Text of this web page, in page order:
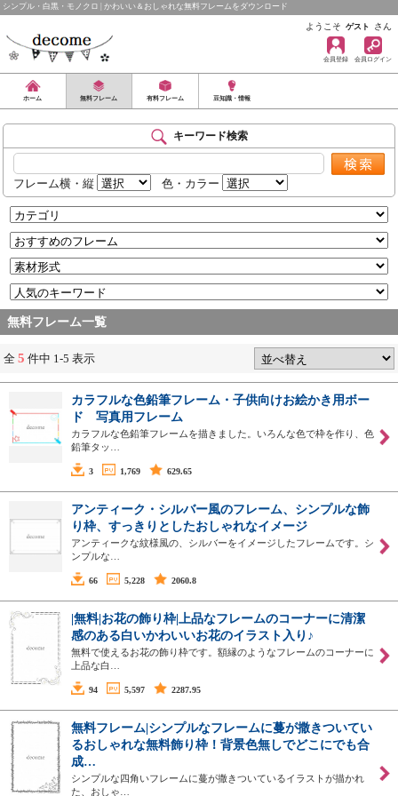
シンプル・白黒・モノクロ | かわいい＆おしゃれな無料フレームをダウンロード
ようこそ ゲスト さん
会員登録 会員ログイン
ホーム 無料フレーム 有料フレーム 豆知識・情報
キーワード検索
フレーム横・縦 色・カラー
無料フレーム一覧
全 5 件中 1-5 表示
カラフルな色鉛筆フレーム・子供向けお絵かき用ボー
ド 写真用フレーム
カラフルな色鉛筆フレームを描きました。いろんな色で枠を作り、色
鉛筆タッ…
3 1,769 629.65
アンティーク・シルバー風のフレーム、シンプルな飾
り枠、すっきりとしたおしゃれなイメージ
アンティークな紋様風の、シルバーをイメージしたフレームです。シ
ンプルな…
66 5,228 2060.8
|無料|お花の飾り枠|上品なフレームのコーナーに清潔
感のある白いかわいいお花のイラスト入り♪
無料で使えるお花の飾り枠です。額縁のようなフレームのコーナーに
上品な白…
94 5,597 2287.95
無料フレーム|シンプルなフレームに蔓が撒きついてい
るおしゃれな無料飾り枠！背景色無しでどこにでも合
成…
シンプルな四角いフレームに蔓が撒きついているイラストが描かれ
た、おしゃ…